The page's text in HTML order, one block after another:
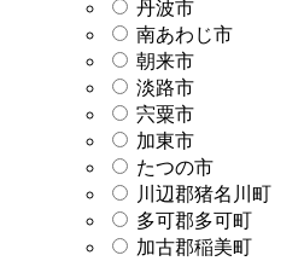
丹波市
南あわじ市
朝来市
淡路市
宍粟市
加東市
たつの市
川辺郡猪名川町
多可郡多可町
加古郡稲美町